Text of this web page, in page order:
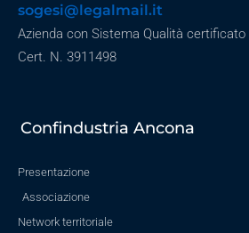
sogesi@legalmail.it
Azienda con Sistema Qualità certificato
Cert. N. 3911498
Confindustria Ancona
Presentazione
Associazione
Network territoriale